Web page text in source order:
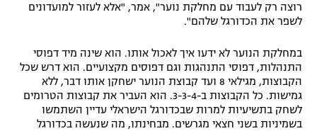
רוצה רק לעבוד עם מחלקת נוער", אמר, "אלא לעזור למועדונים
לשפר את הכדורגל שלהם".
במחלקת הנוער לא ידעו איך לאכול אותו. הוא שינה מיד דפוסי
התנהלות, דפוסי התנהגות וגם דפוסים מקצועיים. הוא דרש שכל
הקבוצות, מגילאי 8 ועד קבוצת הנוער ישחקן אותו דבר, ללא
גמישות. כל הקבוצות ב-3-3-4. הוא העביר את קבוצות הטרומים
לשחק בתשיעיות למרות שבכדורגל הישראלי עדיין השתמשו
בשמיניות בשני חצאי מגרשים. מבחינתו, מה שנעשה בכדורגל